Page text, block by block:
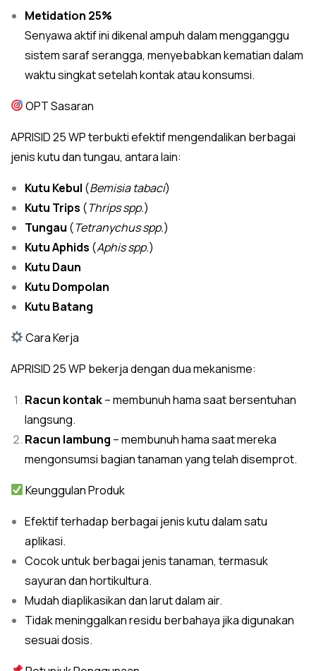
Metidation 25%
Senyawa aktif ini dikenal ampuh dalam mengganggu
sistem saraf serangga, menyebabkan kematian dalam
waktu singkat setelah kontak atau konsumsi.
OPT Sasaran
APRISID 25 WP terbukti efektif mengendalikan berbagai
jenis kutu dan tungau, antara lain:
Kutu Kebul (Bemisia tabaci)
Kutu Trips (Thrips spp.)
Tungau (Tetranychus spp.)
Kutu Aphids (Aphis spp.)
Kutu Daun
Kutu Dompolan
Kutu Batang
Cara Kerja
APRISID 25 WP bekerja dengan dua mekanisme:
Racun kontak– membunuh hama saat bersentuhan
langsung.
Racun lambung – membunuh hama saat mereka
mengonsumsi bagian tanaman yang telah disemprot.
Keunggulan Produk
Efektif terhadap berbagai jenis kutu dalam satu
aplikasi.
Cocok untuk berbagai jenis tanaman, termasuk
sayuran dan hortikultura.
Mudah diaplikasikan dan larut dalam air.
Tidak meninggalkan residu berbahaya jika digunakan
sesuai dosis.